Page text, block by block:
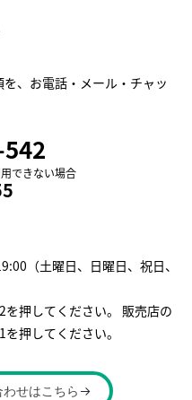
、お電話・メール・チャッ
できない場合
（土曜日、日曜日、祝日、
押してください。 販売店の
押してください。
わせはこちら